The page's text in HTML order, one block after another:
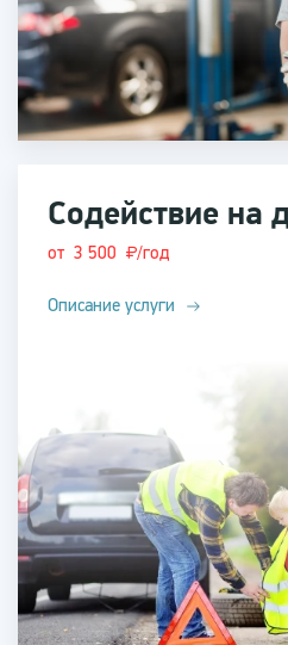
Содействие на
от 3 500 /год
Описание услуги